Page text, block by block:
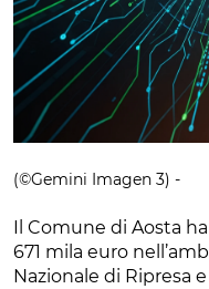
(©Gemini Imagen 3) -
Il Comune di Aosta
671 mila euro
Nazionale di Ripresa